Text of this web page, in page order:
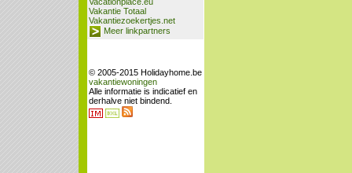
Vakantie Totaal
Vakantiezoekertjes.net
Meer linkpartners
© 2005-2015 Holidayhome.be
vakantiewoningen
Alle informatie is indicatief en
derhalve niet bindend.